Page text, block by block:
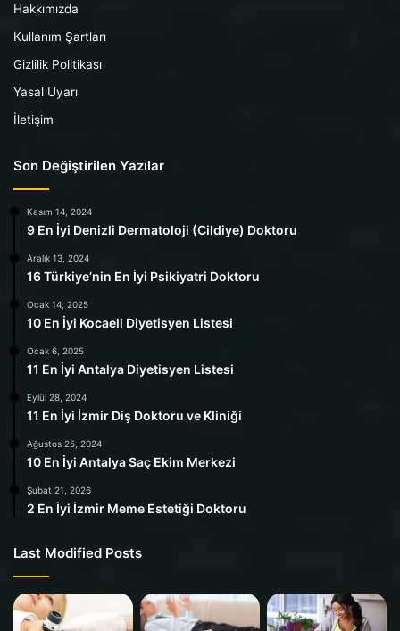
Hakkımızda
Kullanım Şartları
Gizlilik Politikası
Yasal Uyarı
İletişim
Son Değiştirilen Yazılar
Kasım 14, 2024
9 En İyi Denizli Dermatoloji (Cildiye) Doktoru
Aralık 13, 2024
16 Türkiye’nin En İyi Psikiyatri Doktoru
Ocak 14, 2025
10 En İyi Kocaeli Diyetisyen Listesi
Ocak 6, 2025
11 En İyi Antalya Diyetisyen Listesi
Eylül 28, 2024
11 En İyi İzmir Diş Doktoru ve Kliniği
Ağustos 25, 2024
10 En İyi Antalya Saç Ekim Merkezi
Şubat 21, 2026
2 En İyi İzmir Meme Estetiği Doktoru
Last Modified Posts